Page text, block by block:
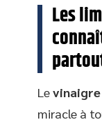
Les
Le
miracle à